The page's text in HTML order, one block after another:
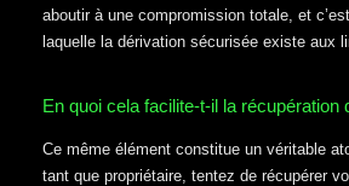
aboutir à une compromission totale, et
laquelle la dérivation sécurisée existe aux
En quoi cela facilite-t-il la récupération
Ce même élément constitue un véritable
tant que propriétaire, tentez de récupérer